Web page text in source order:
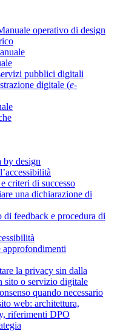
operativo di design
pubblici digitali
digitale (e-
by design
criteri di successo
una dichiarazione di
di feedback e procedura di
approfondimenti
la privacy sin dalla
sito o servizio digitale
quando necessario
web: architettura,
riferimenti DPO